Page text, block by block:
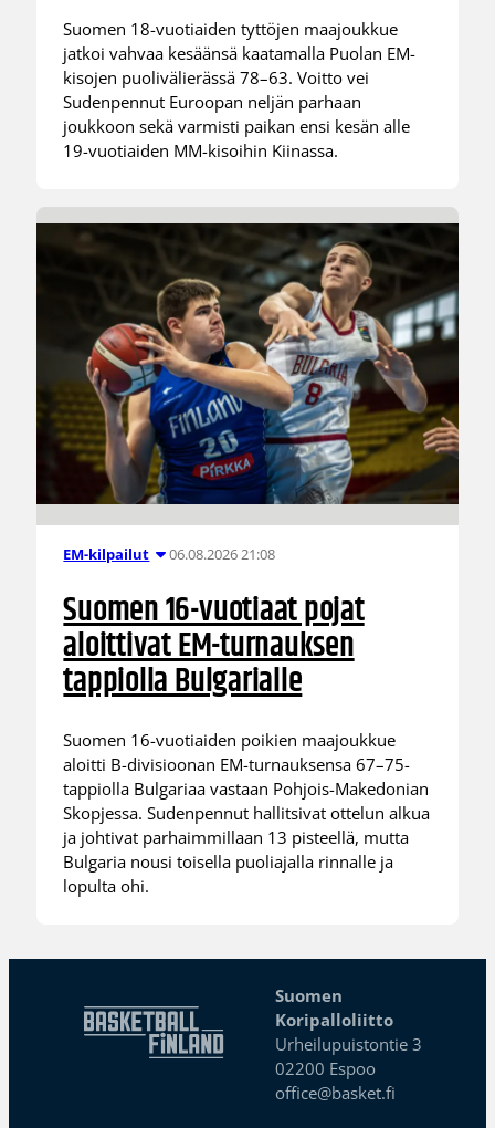
Suomen 18-vuotiaiden tyttöjen maajoukkue
jatkoi vahvaa kesäänsä kaatamalla Puolan EM-
kisojen puolivälierässä 78–63. Voitto vei
Sudenpennut Euroopan neljän parhaan
joukkoon sekä varmisti paikan ensi kesän alle
19-vuotiaiden MM-kisoihin Kiinassa.
EM-kilpailut 06.08.2026 21:08
Suomen 16-vuotiaat pojat
aloittivat EM-turnauksen
tappiolla Bulgarialle
Suomen 16-vuotiaiden poikien maajoukkue
aloitti B-divisioonan EM-turnauksensa 67–75-
tappiolla Bulgariaa vastaan Pohjois-Makedonian
Skopjessa. Sudenpennut hallitsivat ottelun alkua
ja johtivat parhaimmillaan 13 pisteellä, mutta
Bulgaria nousi toisella puoliajalla rinnalle ja
lopulta ohi.
Suomen
Koripalloliitto
Urheilupuistontie 3
02200 Espoo
office@basket.fi